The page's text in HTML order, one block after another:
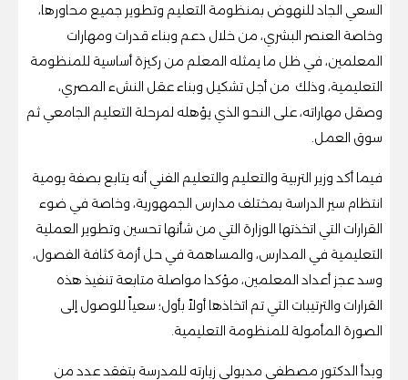
السعي الجاد للنهوض بمنظومة التعليم وتطوير جميع محاورها،
وخاصة العنصر البشري، من خلال دعم وبناء قدرات ومهارات
المعلمين، في ظل ما يمثله المعلم من ركيزة أساسية للمنظومة
التعليمية، وذلك من أجل تشكيل وبناء عقل النشء المصري،
وصقل مهاراته، على النحو الذي يؤهله لمرحلة التعليم الجامعي ثم
سوق العمل.
فيما أكد وزير التربية والتعليم والتعليم الفني أنه يتابع بصفة يومية
انتظام سير الدراسة بمختلف مدارس الجمهورية، وخاصة في ضوء
القرارات التي اتخذتها الوزارة التي من شأنها تحسين وتطوير العملية
التعليمية في المدارس، والمساهمة في حل أزمة كثافة الفصول،
وسد عجز أعداد المعلمين، مؤكدا مواصلة متابعة تنفيذ هذه
القرارات والترتيبات التي تم اتخاذها أولاً بأول؛ سعياً للوصول إلى
الصورة المأمولة للمنظومة التعليمية.
وبدأ الدكتور مصطفى مدبولي زيارته للمدرسة بتفقد عدد من